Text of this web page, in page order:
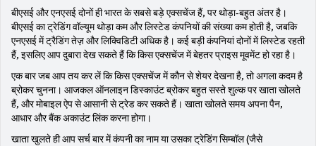
बीएसई और एनएसई दोनों ही भारत के सबसे बड़े एक्सचेंज हैं, पर थोड़ा‑बहुत अंतर है।
बीएसई का ट्रेडिंग वॉल्यूम थोड़ा कम और लिस्टेड कंपनियों की संख्या कम होती है, जबकि
एनएसई में ट्रैडिंग तेज़ और लिक्विडिटी अधिक है। कई बड़ी कंपनियां दोनों में लिस्टेड रहती
हैं, इसलिए आप दुबारा देख सकते हैं कि किस एक्सचेंज में बेहतर प्राइस मूवमेंट हो रहा है।
एक बार जब आप तय कर लें कि किस एक्सचेंज में कौन से शेयर देखना है, तो अगला कदम है
ब्रोकर चुनना। आजकल ऑनलाइन डिस्काउंट ब्रोकर बहुत सस्ते शुल्क पर खाता खोलते
हैं, और मोबाइल ऐप से आसानी से ट्रेड कर सकते हैं। खाता खोलते समय अपना पैन,
आधार और बैंक अकाउंट लिंक करना होगा।
खाता खुलते ही आप सर्च बार में कंपनी का नाम या उसका ट्रेडिंग सिम्बॉल (जैसे